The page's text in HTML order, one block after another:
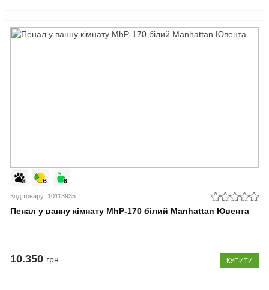
Код товару: 10113935
Пенал у ванну кімнату MhP-170 білий Manhattan Ювента
10.350 грн КУПИТИ